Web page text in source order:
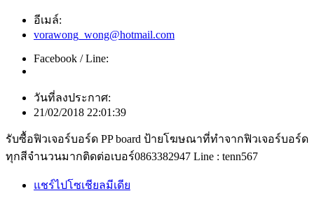
อีเมล์:
vorawong_wong@hotmail.com
Facebook / Line:
วันที่ลงประกาศ:
21/02/2018 22:01:39
รับซื้อฟิวเจอร์บอร์ด PP board ป้ายโฆษณาที่ทำจากฟิวเจอร์บอร์ด
ทุกสีจำนวนมากติดต่อเบอร์0863382947 Line : tenn567
แชร์ไปโซเชียลมีเดีย